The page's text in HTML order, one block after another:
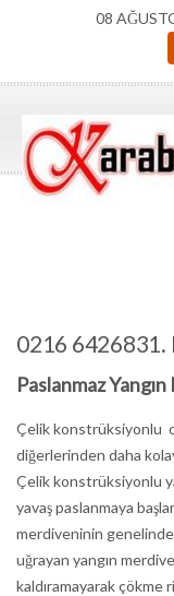
08
0216 6426831.
Paslanmaz
Çelik konstrüksiyonlu
diğerlerinden daha
Çelik konstrüksiyonlu
yavaş paslanmaya
merdiveninin
uğrayan yangın
kaldıramayarak çökme